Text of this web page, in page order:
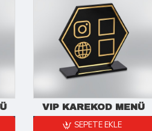
VIP KAREKOD MENÜ
SEPETE EKLE